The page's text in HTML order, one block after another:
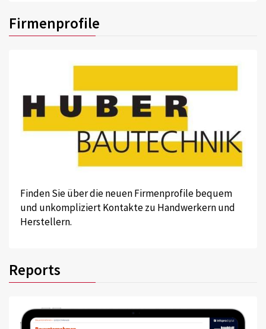
Firmenprofile
Finden Sie über die neuen Firmenprofile bequem
und unkompliziert Kontakte zu Handwerkern und
Herstellern.
Reports